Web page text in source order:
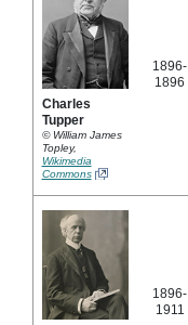
Charles
Tupper
© William James
Topley,
Wikimedia
Commons
1896-
1896
1896-
1911